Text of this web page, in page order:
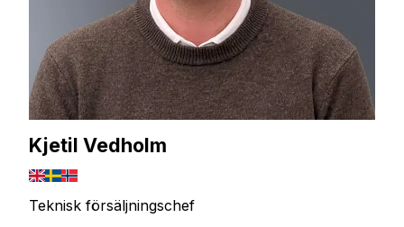
Kjetil Vedholm
Teknisk försäljningschef